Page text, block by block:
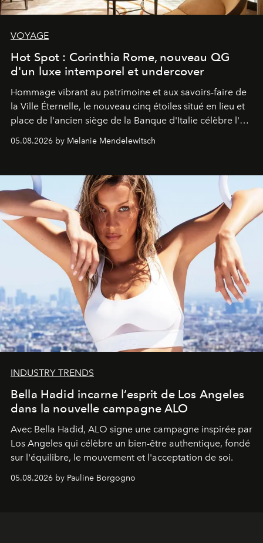
VOYAGE
Hot Spot : Corinthia Rome, nouveau QG
d'un luxe intemporel et undercover
Hommage vibrant au patrimoine et aux savoirs-faire de
la Ville Éternelle, le nouveau cinq étoiles situé en lieu et
place de l'ancien siège de la Banque d'Italie célèbre l'art
05.08.2026 by Melanie Mendelewitsch
INDUSTRY TRENDS
Bella Hadid incarne l’esprit de Los Angeles
dans la nouvelle campagne ALO
Avec Bella Hadid, ALO signe une campagne inspirée par
Los Angeles qui célèbre un bien-être authentique, fondé
sur l'équilibre, le mouvement et l'acceptation de soi.
05.08.2026 by Pauline Borgogno